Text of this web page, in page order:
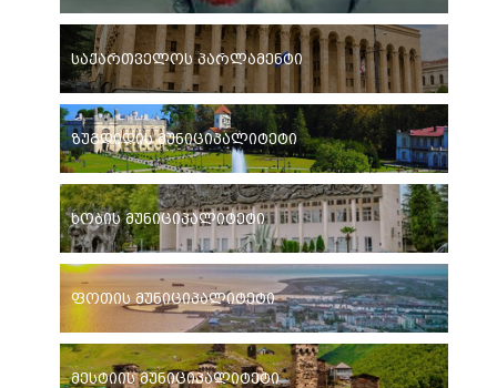
საქართველოს პარლამენტი
ზუგდიდის მუნიციპალიტეტი
ხობის მუნიციპალიტეტი
ფოთის მუნიციპალიტეტი
მესტიის მუნიციპალიტეტი